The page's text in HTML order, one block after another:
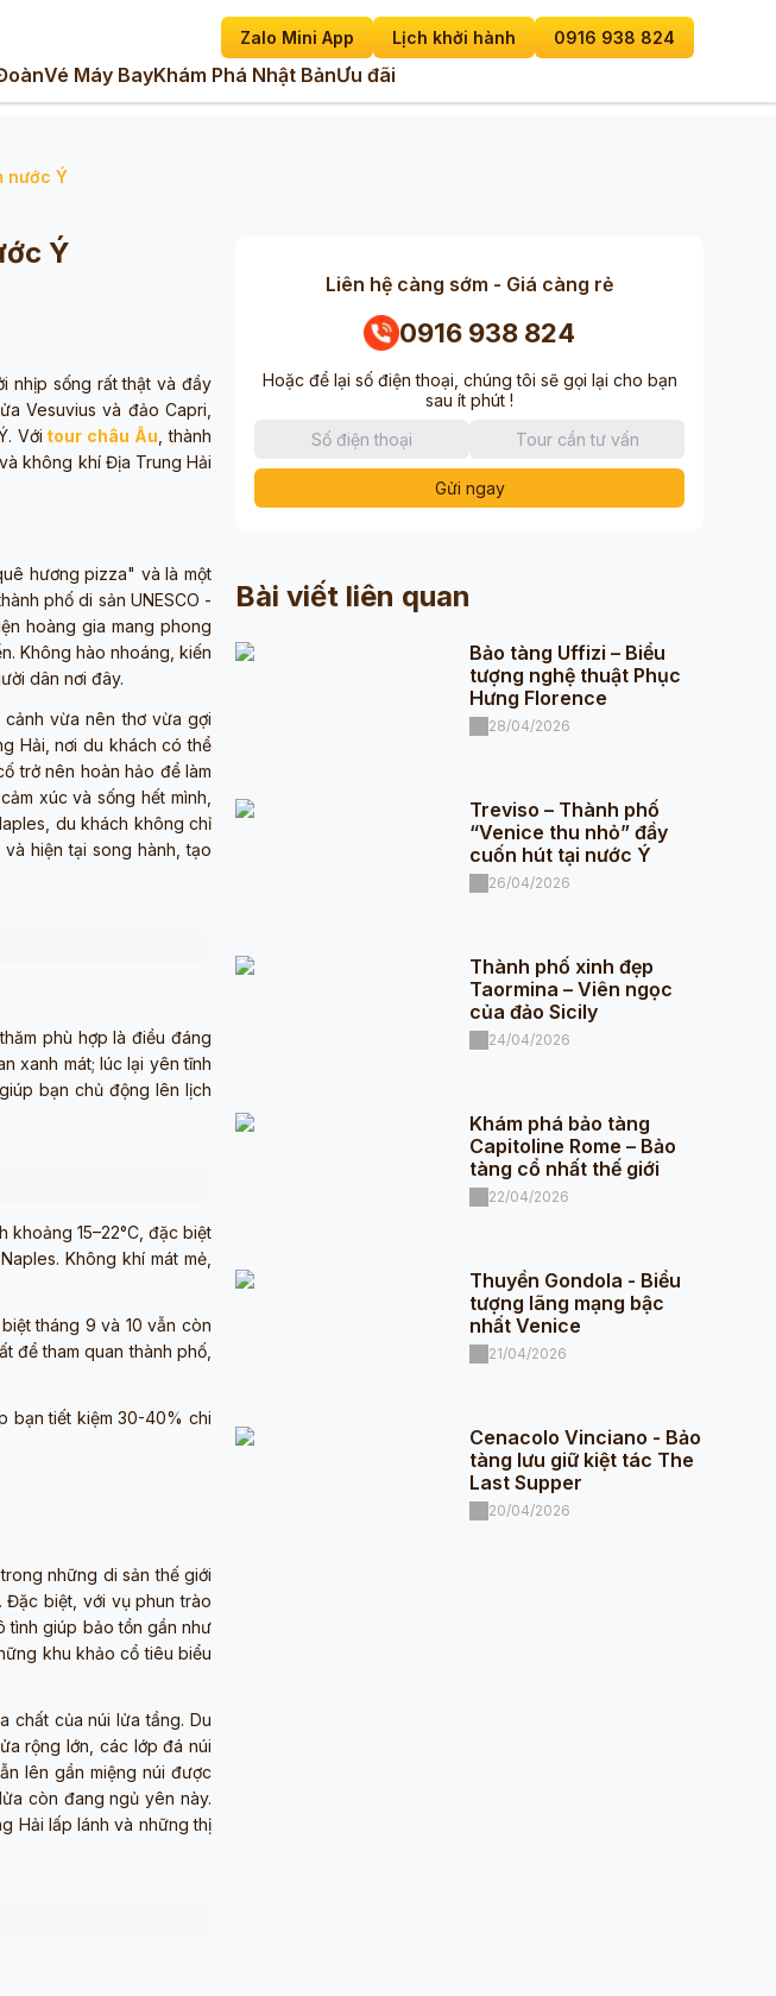
Zalo Mini App Lịch khởi hành 0916 938 824
Vé Máy BayKhám Phá Nhật BảnƯu đãi
nước Ý
Ý
nhịp sống rất thật và đầy
Vesuvius và đảo Capri,
Với tour châu Âu , thành
không khí Địa Trung Hải
hương pizza" và là một
phố di sản UNESCO -
hoàng gia mang phong
Không hào nhoáng, kiến
dân nơi đây.
vừa nên thơ vừa gợi
Hải, nơi du khách có thể
trở nên hoàn hảo để làm
xúc và sống hết mình,
du khách không chỉ
hiện tại song hành, tạo
phù hợp là điều đáng
xanh mát; lúc lại yên tĩnh
bạn chủ động lên lịch
khoảng 15–22°C, đặc biệt
Không khí mát mẻ,
tháng 9 và 10 vẫn còn
để tham quan thành phố,
bạn tiết kiệm 30-40% chi
những di sản thế giới
Đặc biệt, với vụ phun trào
tình giúp bảo tồn gần như
khu khảo cổ tiêu biểu
chất của núi lửa tầng. Du
rộng lớn, các lớp đá núi
lên gần miệng núi được
còn đang ngủ yên này.
Hải lấp lánh và những thị
Liên hệ càng sớm - Giá càng rẻ
0916 938 824
Hoặc để lại số điện thoại, chúng tôi sẽ gọi lại cho bạn
sau ít phút !
Gửi ngay
Bài viết liên quan
Bảo tàng Uffizi – Biểu
tượng nghệ thuật Phục
Hưng Florence
28/04/2026
Treviso – Thành phố
“Venice thu nhỏ” đầy
cuốn hút tại nước Ý
26/04/2026
Thành phố xinh đẹp
Taormina – Viên ngọc
của đảo Sicily
24/04/2026
Khám phá bảo tàng
Capitoline Rome – Bảo
tàng cổ nhất thế giới
22/04/2026
Thuyền Gondola - Biểu
tượng lãng mạng bậc
nhất Venice
21/04/2026
Cenacolo Vinciano - Bảo
tàng lưu giữ kiệt tác The
Last Supper
20/04/2026